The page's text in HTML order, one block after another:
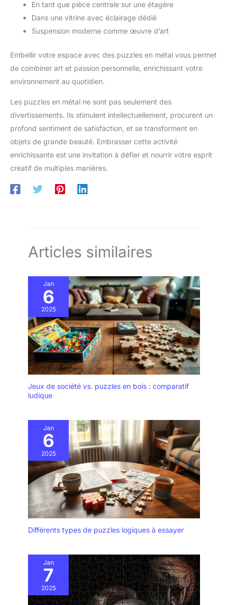
En tant que pièce centrale sur une étagère
Dans une vitrine avec éclairage dédié
Suspension moderne comme œuvre d’art
Embellir votre espace avec des puzzles en métal vous permet
de combiner art et passion personnelle, enrichissant votre
environnement au quotidien.
Les puzzles en métal ne sont pas seulement des
divertissements. Ils stimulent intellectuellement, procurent un
profond sentiment de satisfaction, et se transforment en
objets de grande beauté. Embrasser cette activité
enrichissante est une invitation à défier et nourrir votre esprit
créatif de multiples manières.
Articles similaires
Jan
6
2025
Jeux de société vs. puzzles en bois : comparatif
ludique
Jan
6
2025
Différents types de puzzles logiques à essayer
Jan
7
2025